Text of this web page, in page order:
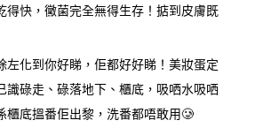
得快，黴菌完全無得生存！掂到皮膚既
左化到你好睇，佢都好好睇！美妝蛋定
識碌走、碌落地下、櫃底，吸哂水吸哂
櫃底搵番佢出黎，洗番都唔敢用🥲